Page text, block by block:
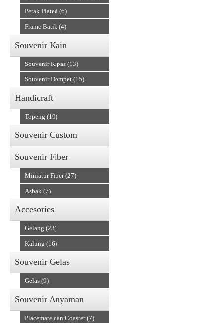
Perak Plated (6)
Frame Batik (4)
Souvenir Kain
Souvenir Kipas (13)
Souvenir Dompet (15)
Handicraft
Topeng (19)
Souvenir Custom
Souvenir Fiber
Miniatur Fiber (27)
Asbak (7)
Accesories
Gelang (23)
Kalung (16)
Souvenir Gelas
Gelas (9)
Souvenir Anyaman
Placemate dan Coaster (7)